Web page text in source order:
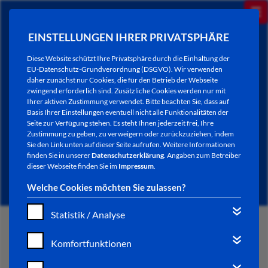
EINSTELLUNGEN IHRER PRIVATSPHÄRE
Diese Website schützt Ihre Privatsphäre durch die Einhaltung der
EU-Datenschutz-Grundverordnung (DSGVO). Wir verwenden
daher zunächst nur Cookies, die für den Betrieb der Webseite
zwingend erforderlich sind. Zusätzliche Cookies werden nur mit
Ihrer aktiven Zustimmung verwendet. Bitte beachten Sie, dass auf
Basis Ihrer Einstellungen eventuell nicht alle Funktionalitäten der
Seite zur Verfügung stehen. Es steht Ihnen jederzeit frei, Ihre
Zustimmung zu geben, zu verweigern oder zurückzuziehen, indem
Sie den Link unten auf dieser Seite aufrufen. Weitere Informationen
finden Sie in unsererDatenschutzerklärung. Angaben zum Betreiber
dieser Webseite finden Sie im Impressum.
Welche Cookies möchten Sie zulassen?
Statistik / Analyse
Komfortfunktionen
NEWSLETTER / CITY LETTER
START